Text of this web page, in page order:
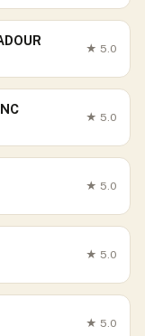
★ 5.0
★ 5.0
★ 5.0
★ 5.0
★ 5.0